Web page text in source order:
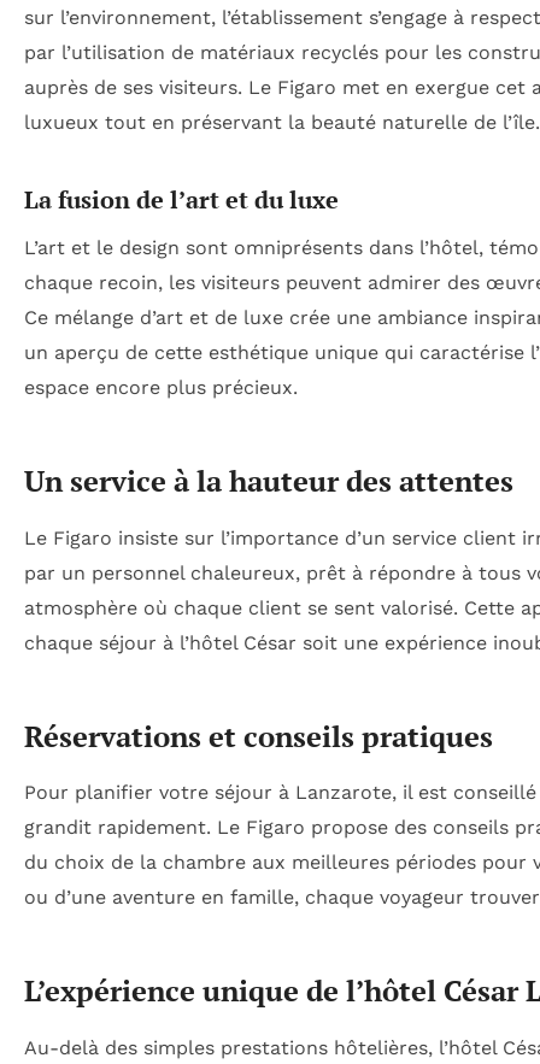
sur l’environnement, l’établissement s’engage à
par l’utilisation de matériaux recyclés pour les
auprès de ses visiteurs. Le Figaro met en exergue
luxueux tout en préservant la beauté naturelle de l’île.
La fusion de l’art et du luxe
L’art et le design sont omniprésents dans l’hôtel,
chaque recoin, les visiteurs peuvent admirer des
Ce mélange d’art et de luxe crée une ambiance
un aperçu de cette esthétique unique qui caractérise
espace encore plus précieux.
Un service à la hauteur des attentes
Le Figaro insiste sur l’importance d’un service client
par un personnel chaleureux, prêt à répondre à tous
atmosphère où chaque client se sent valorisé. Cette
chaque séjour à l’hôtel César soit une expérience
Réservations et conseils pratiques
Pour planifier votre séjour à Lanzarote, il est
grandit rapidement. Le Figaro propose des conseils
du choix de la chambre aux meilleures périodes pour
ou d’une aventure en famille, chaque voyageur
L’expérience unique de l’hôtel César
Au-delà des simples prestations hôtelières, l’hôtel